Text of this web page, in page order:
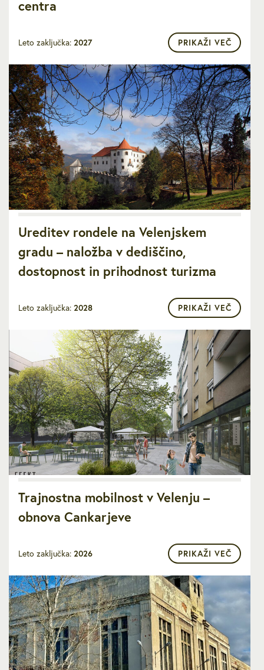
centra
Leto zaključka: 2027 PRIKAŽI VEČ
Ureditev rondele na Velenjskem
gradu – naložba v dediščino,
dostopnost in prihodnost turizma
Leto zaključka: 2028 PRIKAŽI VEČ
Trajnostna mobilnost v Velenju –
obnova Cankarjeve
Leto zaključka: 2026 PRIKAŽI VEČ